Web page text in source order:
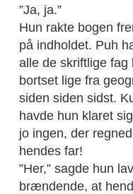
”Ja, ja.”
Hun rakte bogen
på indholdet. Puh
alle de skriftlige fag
bortset lige fra
siden siden sidst.
havde hun klaret
jo ingen, der
hendes far!
”Her,” sagde hun
brændende, at